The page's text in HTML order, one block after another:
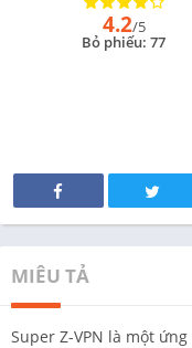
4.2/5
Bỏ phiếu: 77
MIÊU TẢ
Super Z-VPN là một